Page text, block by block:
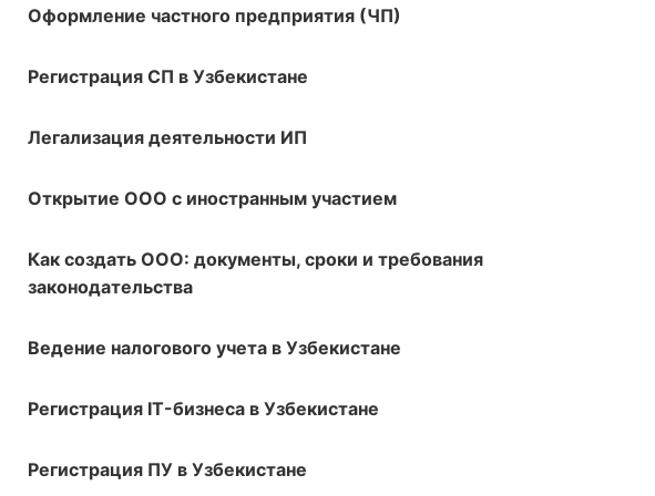
Оформление частного предприятия (ЧП)
Регистрация СП в Узбекистане
Легализация деятельности ИП
Открытие ООО с иностранным участием
Как создать ООО: документы, сроки и требования
законодательства
Ведение налогового учета в Узбекистане
Регистрация IT-бизнеса в Узбекистане
Регистрация ПУ в Узбекистане